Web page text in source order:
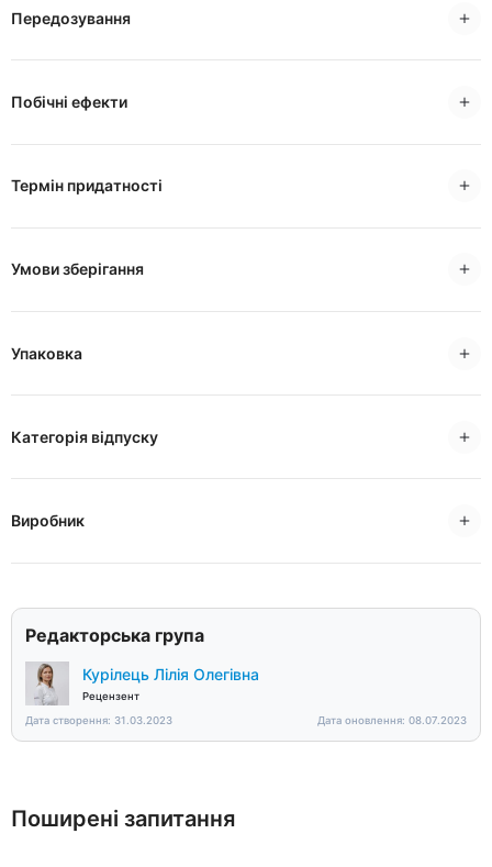
Передозування
Побічні ефекти
Термін придатності
Умови зберігання
Упаковка
Категорія відпуску
Виробник
Редакторська група
Курілець Лілія Олегівна
Рецензент
Дата створення: 31.03.2023
Дата оновлення: 08.07.2023
Поширені запитання